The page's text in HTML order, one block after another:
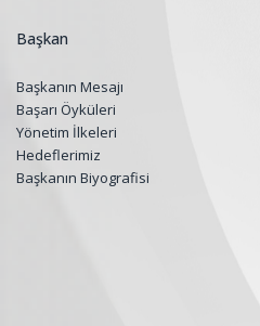
Başkan
Başkanın Mesajı
Başarı Öyküleri
Yönetim İlkeleri
Hedeflerimiz
Başkanın Biyografisi